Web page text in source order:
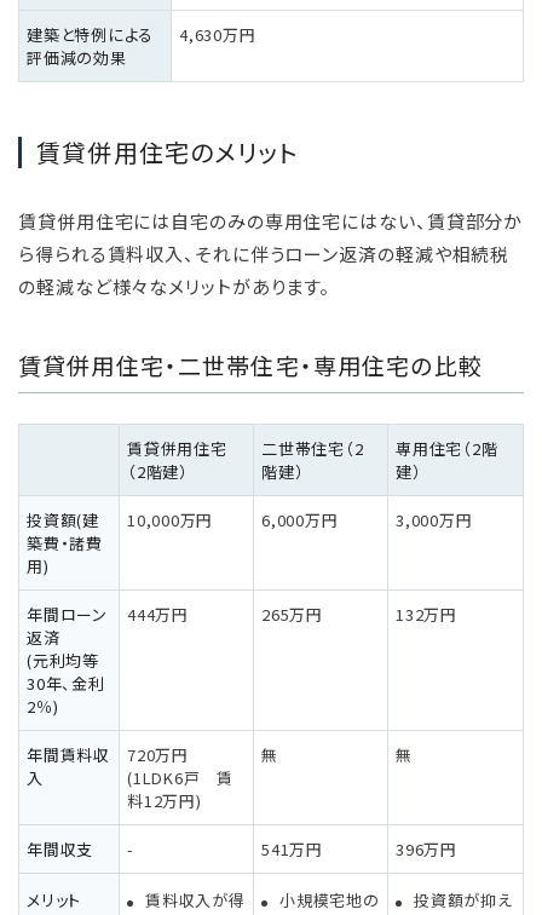
建築と特例による
評価減の効果
4,630万円
賃貸併用住宅のメリット
賃貸併用住宅には自宅のみの専用住宅にはない、賃貸部分か
ら得られる賃料収入、それに伴うローン返済の軽減や相続税
の軽減など様々なメリットがあります。
賃貸併用住宅・二世帯住宅・専用住宅の比較
賃貸併用住宅
（2階建）
二世帯住宅（2
階建）
専用住宅（2階
建）
投資額(建
築費・諸費
用)
10,000万円 6,000万円 3,000万円
年間ローン
返済
(元利均等
30年、金利
2％)
444万円 265万円 132万円
年間賃料収
入
720万円
(1LDK6戸 賃
料12万円)
無 無
年間収支 - 541万円 396万円
メリット
賃料収入が得
小規模宅地の
投資額が抑え